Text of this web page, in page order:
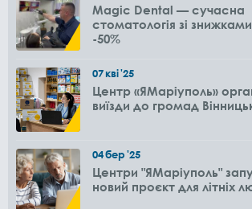
Magic Dental — сучасна
стоматологія зі
-50%
07кві'25
Центр «ЯМаріуполь»
виїзди до громад
04бер'25
Центри "ЯМаріуполь"
новий проєкт для літніх